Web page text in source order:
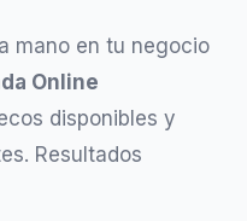
mano en tu negocio
Online
disponibles y
Resultados